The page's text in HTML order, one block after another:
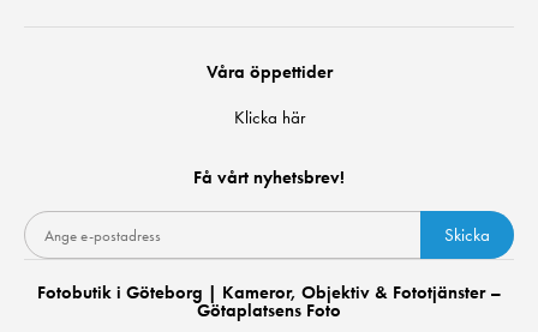
Våra öppettider
Klicka här
Få vårt nyhetsbrev!
Skicka
Fotobutik i Göteborg | Kameror, Objektiv & Fototjänster –
Götaplatsens Foto